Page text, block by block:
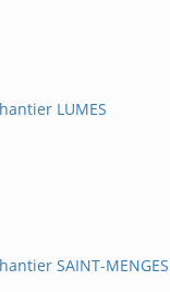
LUMES
SAINT-MENGES